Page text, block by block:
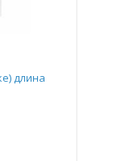
длина